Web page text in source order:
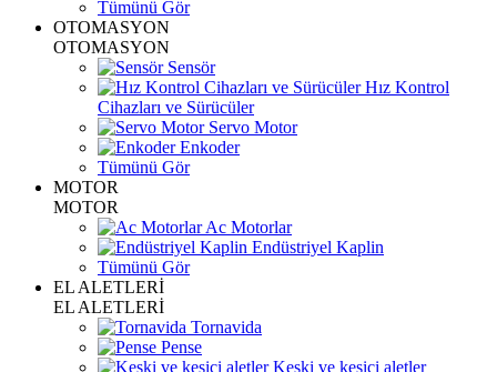
Tümünü Gör
OTOMASYON
OTOMASYON
Sensör
Hız Kontrol
Cihazları ve Sürücüler
Servo Motor
Enkoder
Tümünü Gör
MOTOR
MOTOR
Ac Motorlar
Endüstriyel Kaplin
Tümünü Gör
EL ALETLERİ
EL ALETLERİ
Tornavida
Pense
Keski ve kesici aletler